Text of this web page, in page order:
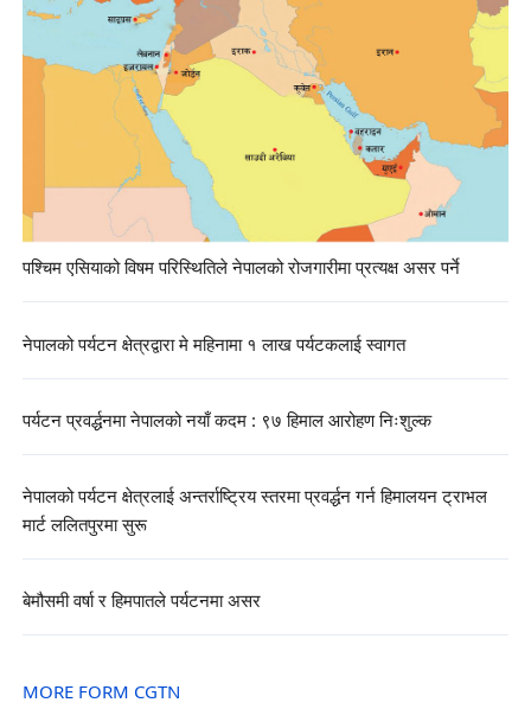
पश्चिम एसियाको विषम परिस्थितिले नेपालको रोजगारीमा प्रत्यक्ष असर पर्ने
नेपालको पर्यटन क्षेत्रद्वारा मे महिनामा १ लाख पर्यटकलाई स्वागत
पर्यटन प्रवर्द्धनमा नेपालको नयाँ कदम : ९७ हिमाल आरोहण निःशुल्क
नेपालको पर्यटन क्षेत्रलाई अन्तर्राष्ट्रिय स्तरमा प्रवर्द्धन गर्न हिमालयन ट्राभल
मार्ट ललितपुरमा सुरू
बेमौसमी वर्षा र हिमपातले पर्यटनमा असर
MORE FORM CGTN